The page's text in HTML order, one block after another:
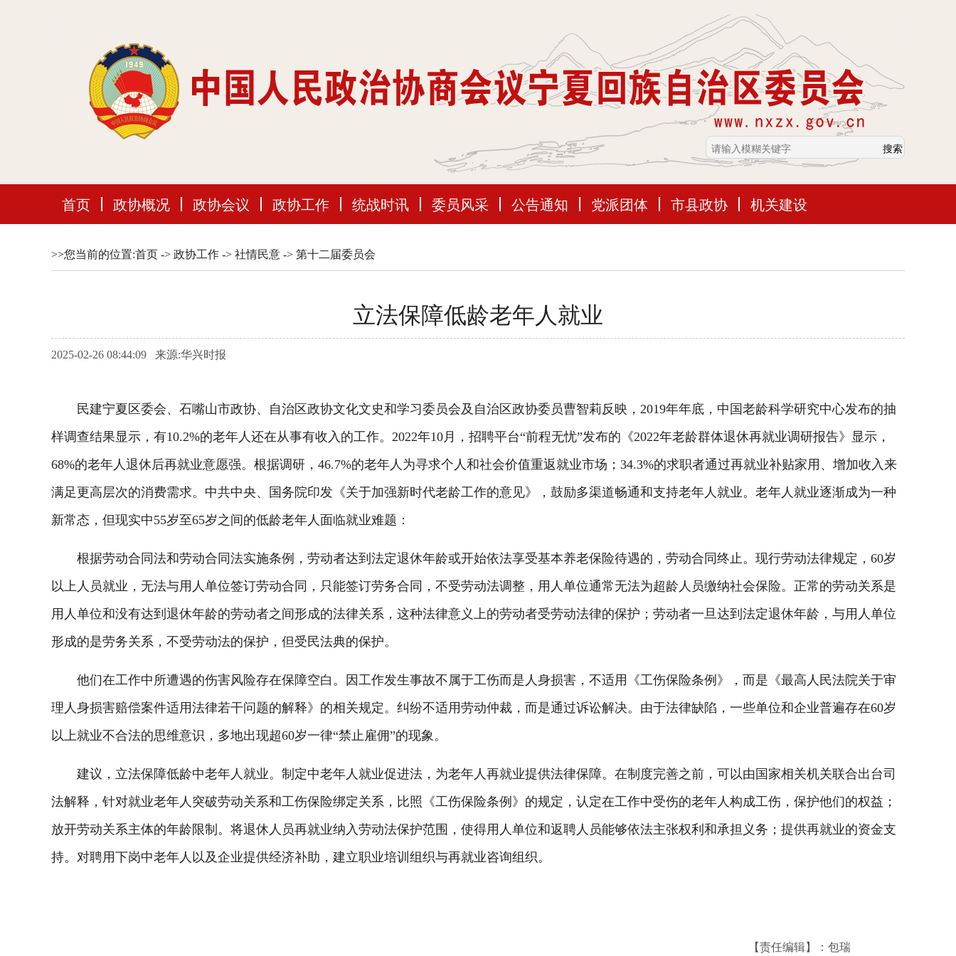
首页 政协概况 政协会议 政协工作 统战时讯 委员风采 公告通知 党派团体 市县政协 机关建设
>>您当前的位置:首页 -> 政协工作 -> 社情民意 -> 第十二届委员会
立法保障低龄老年人就业
2025-02-26 08:44:09 来源:华兴时报
民建宁夏区委会、石嘴山市政协、自治区政协文化文史和学习委员会及自治区政协委员曹智莉反映，2019年年底，中国老龄科学研究中心发布的抽
样调查结果显示，有10.2%的老年人还在从事有收入的工作。2022年10月，招聘平台“前程无忧”发布的《2022年老龄群体退休再就业调研报告》显示，
68%的老年人退休后再就业意愿强。根据调研，46.7%的老年人为寻求个人和社会价值重返就业市场；34.3%的求职者通过再就业补贴家用、增加收入来
满足更高层次的消费需求。中共中央、国务院印发《关于加强新时代老龄工作的意见》，鼓励多渠道畅通和支持老年人就业。老年人就业逐渐成为一种
新常态，但现实中55岁至65岁之间的低龄老年人面临就业难题：
根据劳动合同法和劳动合同法实施条例，劳动者达到法定退休年龄或开始依法享受基本养老保险待遇的，劳动合同终止。现行劳动法律规定，60岁
以上人员就业，无法与用人单位签订劳动合同，只能签订劳务合同，不受劳动法调整，用人单位通常无法为超龄人员缴纳社会保险。正常的劳动关系是
用人单位和没有达到退休年龄的劳动者之间形成的法律关系，这种法律意义上的劳动者受劳动法律的保护；劳动者一旦达到法定退休年龄，与用人单位
形成的是劳务关系，不受劳动法的保护，但受民法典的保护。
他们在工作中所遭遇的伤害风险存在保障空白。因工作发生事故不属于工伤而是人身损害，不适用《工伤保险条例》，而是《最高人民法院关于审
理人身损害赔偿案件适用法律若干问题的解释》的相关规定。纠纷不适用劳动仲裁，而是通过诉讼解决。由于法律缺陷，一些单位和企业普遍存在60岁
以上就业不合法的思维意识，多地出现超60岁一律“禁止雇佣”的现象。
建议，立法保障低龄中老年人就业。制定中老年人就业促进法，为老年人再就业提供法律保障。在制度完善之前，可以由国家相关机关联合出台司
法解释，针对就业老年人突破劳动关系和工伤保险绑定关系，比照《工伤保险条例》的规定，认定在工作中受伤的老年人构成工伤，保护他们的权益；
放开劳动关系主体的年龄限制。将退休人员再就业纳入劳动法保护范围，使得用人单位和返聘人员能够依法主张权利和承担义务；提供再就业的资金支
持。对聘用下岗中老年人以及企业提供经济补助，建立职业培训组织与再就业咨询组织。
【责任编辑】：包瑞